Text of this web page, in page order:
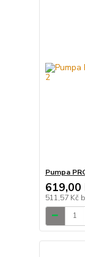
Pumpa
619,00
511,57 Kč